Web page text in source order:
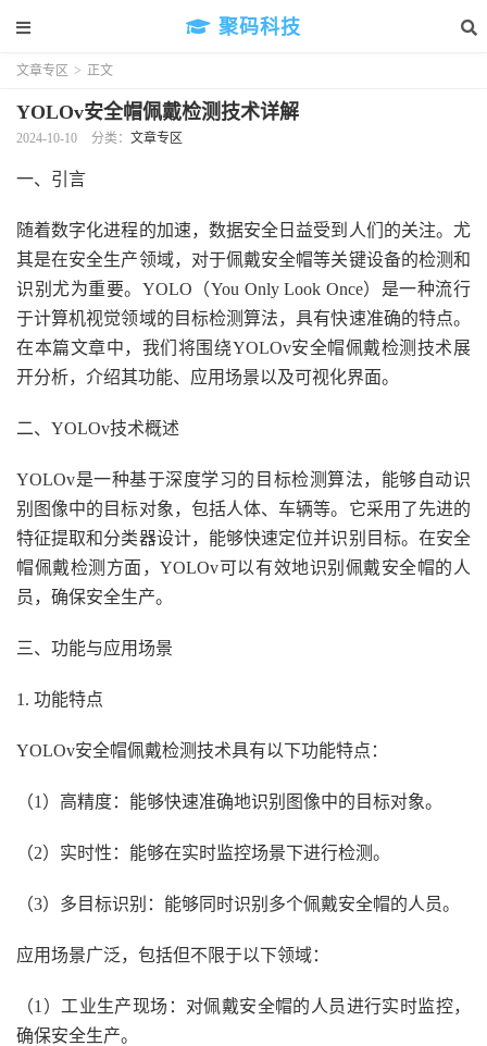
聚码科技
文章专区 > 正文
YOLOv安全帽佩戴检测技术详解
2024-10-10 分类： 文章专区
一、引言
随着数字化进程的加速，数据安全日益受到人们的关注。尤
其是在安全生产领域，对于佩戴安全帽等关键设备的检测和
识别尤为重要。YOLO（You Only Look Once）是一种流行
于计算机视觉领域的目标检测算法，具有快速准确的特点。
在本篇文章中，我们将围绕YOLOv安全帽佩戴检测技术展
开分析，介绍其功能、应用场景以及可视化界面。
二、YOLOv技术概述
YOLOv是一种基于深度学习的目标检测算法，能够自动识
别图像中的目标对象，包括人体、车辆等。它采用了先进的
特征提取和分类器设计，能够快速定位并识别目标。在安全
帽佩戴检测方面，YOLOv可以有效地识别佩戴安全帽的人
员，确保安全生产。
三、功能与应用场景
1. 功能特点
YOLOv安全帽佩戴检测技术具有以下功能特点：
（1）高精度：能够快速准确地识别图像中的目标对象。
（2）实时性：能够在实时监控场景下进行检测。
（3）多目标识别：能够同时识别多个佩戴安全帽的人员。
应用场景广泛，包括但不限于以下领域：
（1）工业生产现场：对佩戴安全帽的人员进行实时监控，
确保安全生产。